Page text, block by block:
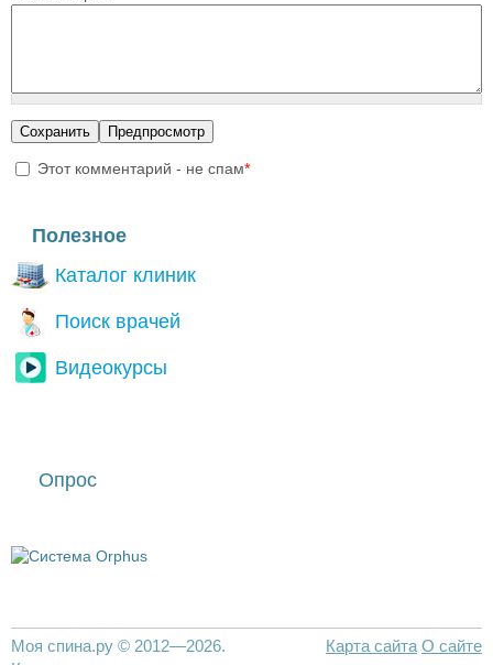
Этот комментарий - не спам*
Полезное
Каталог клиник
Поиск врачей
Видеокурсы
Опрос
Карта сайта О сайте
Моя спина.ру © 2012—2026.